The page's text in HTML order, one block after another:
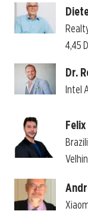
4,45
Dr.
Intel